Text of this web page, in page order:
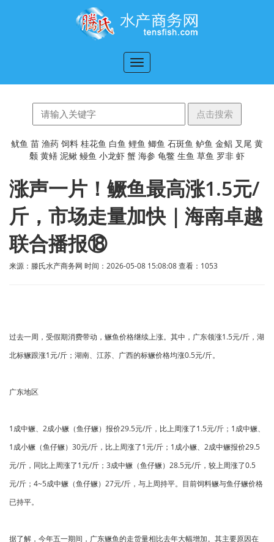
切
换
导
航
鱿鱼 苗 渔药 饲料 桂花鱼 白鱼 鲤鱼 鲫鱼 石斑鱼 鲈鱼 金鲳 叉尾 黄
颡 黄鳝 泥鳅 鳗鱼 小龙虾 蟹 海参 龟鳖 生鱼 草鱼 罗非 虾
涨声一片！鳜鱼最高涨1.5元/
斤，市场走量加快｜海南卓越
联合播报⑱
来源：滕氏水产商务网 时间：2026-05-08 15:08:08 查看： 1053
过去一周，受假期消费带动，鳜鱼价格继续上涨。其中，广东领涨1.5元/斤，湖
北标鳜跟涨1元/斤；湖南、江苏、广西的标鳜价格均涨0.5元/斤。
广东地区
1成中鳜、2成小鳜（鱼仔鳜）报价29.5元/斤，比上周涨了1.5元/斤；1成中鳜、
1成小鳜（鱼仔鳜）30元/斤，比上周涨了1元/斤；1成小鳜、2成中鳜报价29.5
元/斤，同比上周涨了1元/斤；3成中鳜（鱼仔鳜）28.5元/斤，较上周涨了0.5
元/斤；4~5成中鳜（鱼仔鳜）27元/斤，与上周持平。目前饲料鳜与鱼仔鳜价格
已持平。
据了解，今年五一期间，广东鳜鱼的走货量相比去年大幅增加。其主要原因在